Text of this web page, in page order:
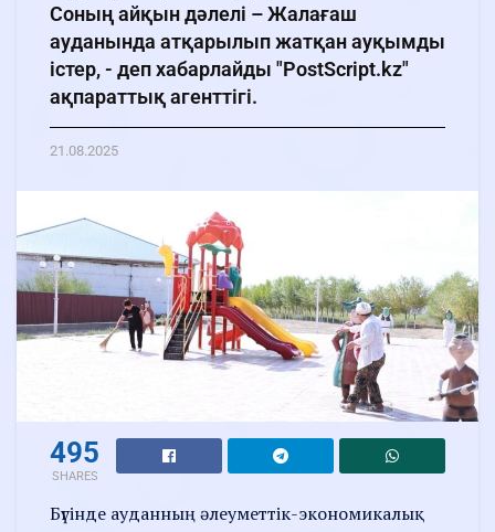
Соның айқын дәлелі – Жалағаш
ауданында атқарылып жатқан ауқымды
істер, - деп хабарлайды "PostScript.kz"
ақпараттық агенттігі.
21.08.2025
495
SHARES
Бүгінде ауданның әлеуметтік-экономикалық